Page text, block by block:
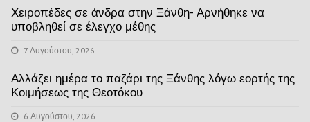
Χειροπέδες σε άνδρα στην Ξάνθη- Αρνήθηκε να
υποβληθεί σε έλεγχο μέθης
7 Αυγούστου, 2026
Αλλάζει ημέρα το παζάρι της Ξάνθης λόγω εορτής της
Κοιμήσεως της Θεοτόκου
6 Αυγούστου, 2026